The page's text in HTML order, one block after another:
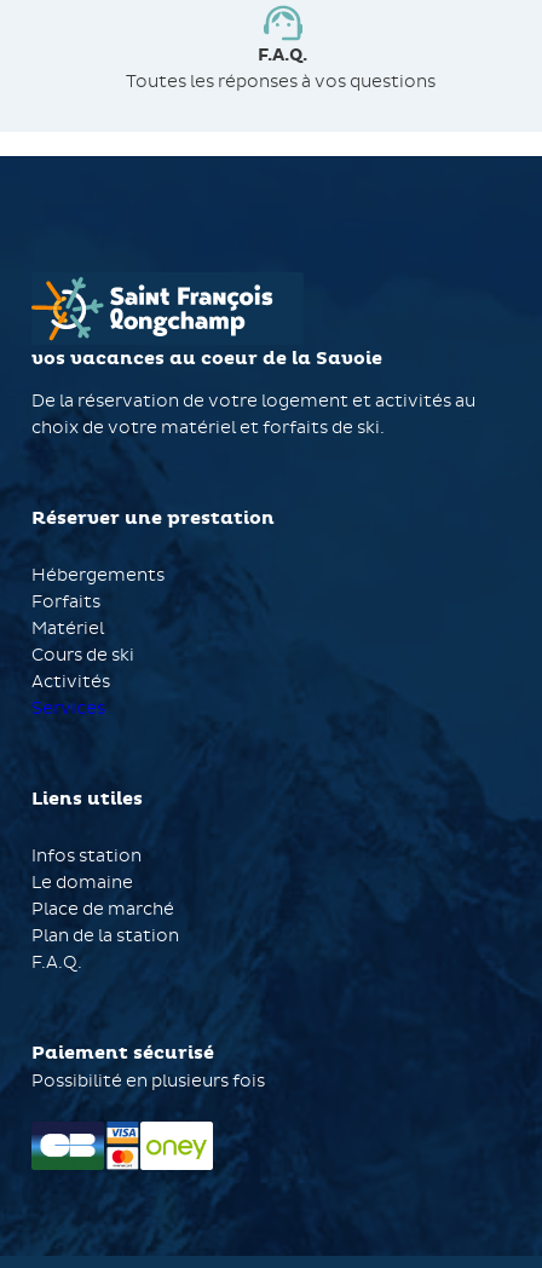
F.A.Q.
Toutes les réponses à vos questions
vos vacances au coeur de la Savoie
De la réservation de votre logement et activités au
choix de votre matériel et forfaits de ski.
Réserver une prestation
Hébergements
Forfaits
Matériel
Cours de ski
Activités
Services
Liens utiles
Infos station
Le domaine
Place de marché
Plan de la station
F.A.Q.
Paiement sécurisé
Possibilité en plusieurs fois